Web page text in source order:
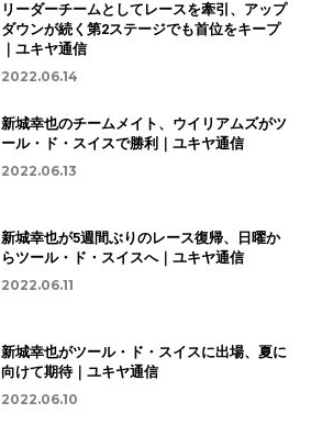
リーダーチームとしてレースを牽引、アップ
ダウンが続く第2ステージでも首位をキープ
｜ユキヤ通信
2022.06.14
新城幸也のチームメイト、ウイリアムズがツ
ール・ド・スイスで勝利｜ユキヤ通信
2022.06.13
新城幸也が5週間ぶりのレース復帰、日曜か
らツール・ド・スイスへ｜ユキヤ通信
2022.06.11
新城幸也がツール・ド・スイスに出場、夏に
向けて期待｜ユキヤ通信
2022.06.10